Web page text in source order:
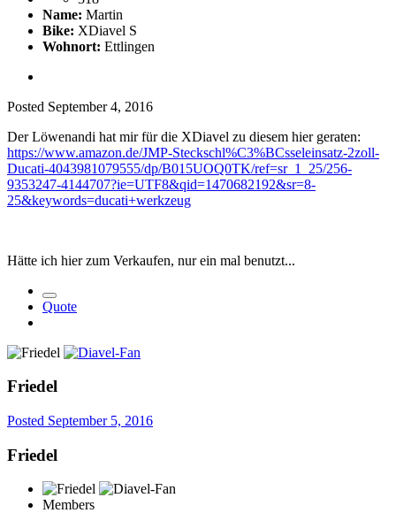
Name: Martin
Bike: XDiavel S
Wohnort: Ettlingen
Posted September 4, 2016
Der Löwenandi hat mir für die XDiavel zu diesem hier geraten:
https://www.amazon.de/JMP-Steckschl%C3%BCsseleinsatz-2zoll-
Ducati-4043981079555/dp/B015UOQ0TK/ref=sr_1_25/256-
9353247-4144707?ie=UTF8&qid=1470682192&sr=8-
25&keywords=ducati+werkzeug
Hätte ich hier zum Verkaufen, nur ein mal benutzt...
Quote
Friedel
Posted September 5, 2016
Friedel
Members